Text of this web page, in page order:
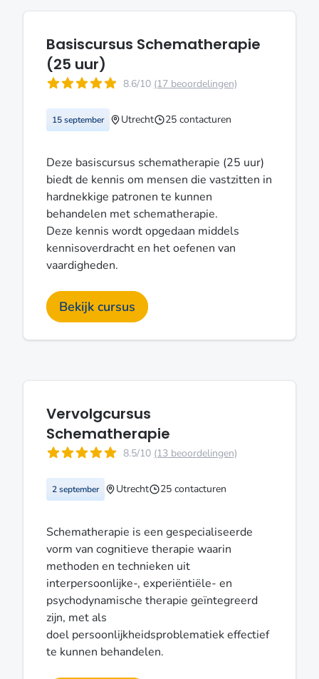
Basiscursus Schematherapie
(25 uur)
8.6/10 (17 beoordelingen)
15 september Utrecht 25 contacturen
Deze basiscursus schematherapie (25 uur)
biedt de kennis om mensen die vastzitten in
hardnekkige patronen te kunnen
behandelen met schematherapie.
Deze kennis wordt opgedaan middels
kennisoverdracht en het oefenen van
vaardigheden.
Bekijk cursus
Vervolgcursus
Schematherapie
8.5/10 (13 beoordelingen)
2 september Utrecht 25 contacturen
Schematherapie is een gespecialiseerde
vorm van cognitieve therapie waarin
methoden en technieken uit
interpersoonlijke-, experiëntiële- en
psychodynamische therapie geïntegreerd
zijn, met als
doel persoonlijkheidsproblematiek effectief
te kunnen behandelen.